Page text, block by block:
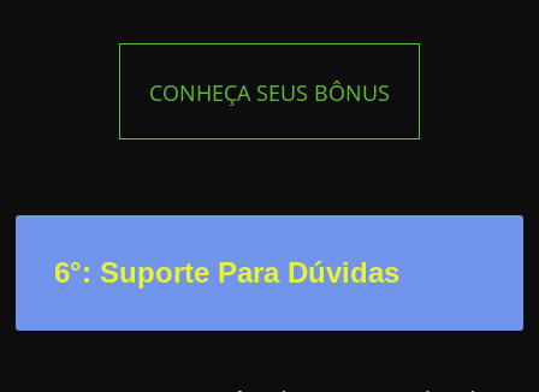
CONHEÇA SEUS BÔNUS
6°: Suporte Para Dúvidas